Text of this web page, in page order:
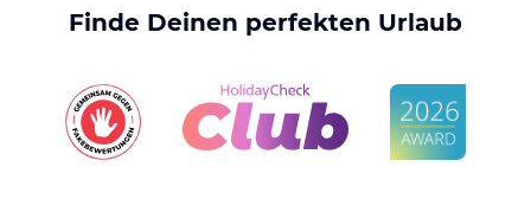
Finde Deinen perfekten Urlaub